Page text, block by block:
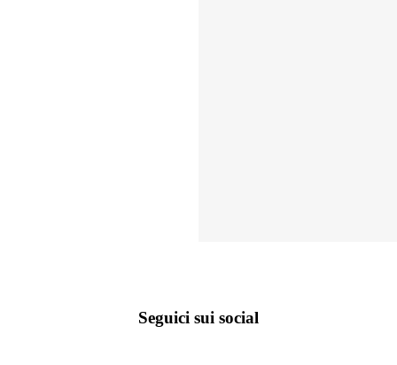
Seguici sui social